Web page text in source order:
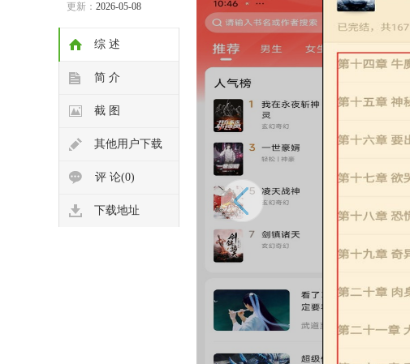
更新： 2026-05-08
综 述
简 介
截 图
其他用户下载
评 论(0)
下载地址